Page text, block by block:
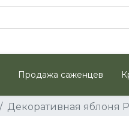
Продажа саженцев
Декоративная яблоня